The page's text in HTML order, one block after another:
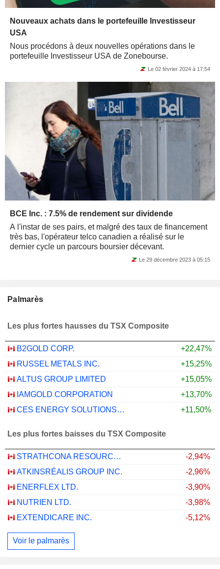
Nouveaux achats dans le portefeuille Investisseur
USA
Nous procédons à deux nouvelles opérations dans le
portefeuille Investisseur USA de Zonebourse.
Le 02 février 2024 à 17:54
BCE Inc. : 7.5% de rendement sur dividende
A l'instar de ses pairs, et malgré des taux de financement
très bas, l'opérateur telco canadien a réalisé sur le
dernier cycle un parcours boursier décevant.
Le 29 décembre 2023 à 05:15
Palmarès
Les plus fortes hausses du TSX Composite
B2GOLD CORP.
+22,47%
RUSSEL METALS INC.
+15,25%
ALTUS GROUP LIMITED
+15,05%
IAMGOLD CORPORATION
+13,70%
CES ENERGY SOLUTIONS CORP.
+11,50%
Les plus fortes baisses du TSX Composite
STRATHCONA RESOURCES LTD.
-2,94%
ATKINSRÉALIS GROUP INC.
-2,96%
ENERFLEX LTD.
-3,90%
NUTRIEN LTD.
-3,98%
EXTENDICARE INC.
-5,12%
Voir le palmarès